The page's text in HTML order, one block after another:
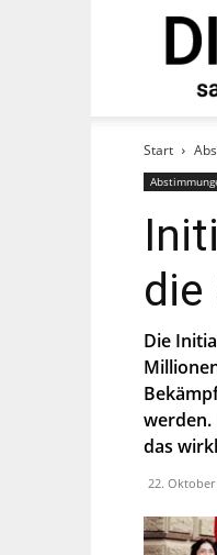
Start
die
Die
werden.
das
22. Oktober
und abonnieren Sie
stimmst Du zu, dass die SP